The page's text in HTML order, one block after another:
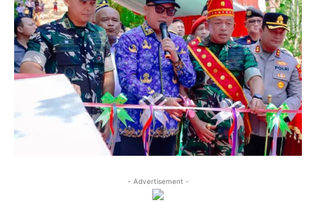
- Advertisement -